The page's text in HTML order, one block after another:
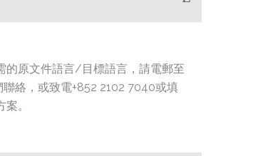
的原文件語言/目標語言，請電郵至
聯絡，或致電+852 2102 7040或填
。